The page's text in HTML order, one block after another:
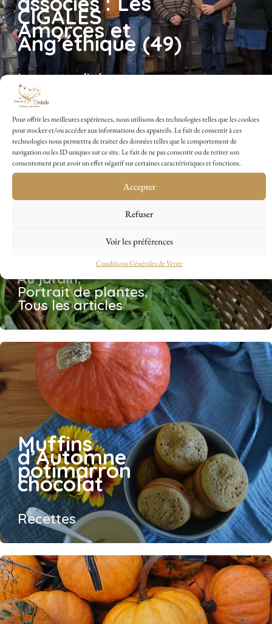
Pour offrir les meilleures expériences, nous utilisons des technologies telles que les cookies
pour stocker et/ou accéder aux informations des appareils. Le fait de consentir à ces
technologies nous permettra de traiter des données telles que le comportement de
navigation ou les ID uniques sur ce site. Le fait de ne pas consentir ou de retirer son
consentement peut avoir un effet négatif sur certaines caractéristiques et fonctions.
Accepter
Refuser
Voir les préférences
Conditions Générales de Vente
CIGALES
Amorces et
Ang’éthique (49)
Les actualités,
Les coulisses de LSO
petit pois
Au jardin,
Portrait de plantes,
Tous les articles
Muffins
d’Automne
potimarron
chocolat
Recettes